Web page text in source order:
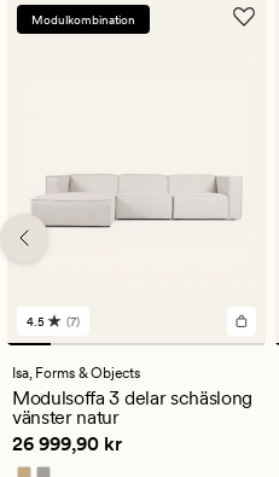
Modulkombination
7
omdömen
med
ett
genomsnittligt
betyg
på
4.5
4.5 (7)
Isa, Forms & Objects
Modulsoffa 3 delar schäslong
vänster natur
Pris 26 999,90 kr
26 999,90 kr